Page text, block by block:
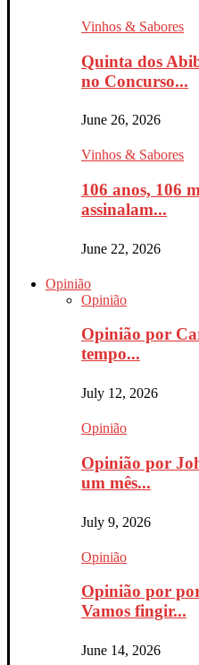
Vinhos & Sabores
Quinta dos
no Concurso...
June 26, 2026
Vinhos & Sabores
106 anos, 106
assinalam...
June 22, 2026
Opinião
Opinião
Opinião por
tempo...
July 12, 2026
Opinião
Opinião por
um mês...
July 9, 2026
Opinião
Opinião por
Vamos fingir...
June 14, 2026